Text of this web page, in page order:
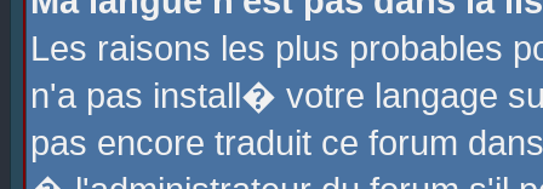
Les raisons les plus probables
n'a pas install� votre langage
pas encore traduit ce forum